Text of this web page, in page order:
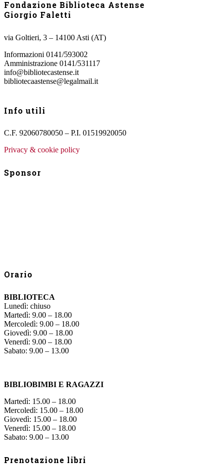
Fondazione Biblioteca Astense
Giorgio Faletti
via Goltieri, 3 – 14100 Asti (AT)
Informazioni 0141/593002
Amministrazione 0141/531117
info@bibliotecastense.it
bibliotecaastense@legalmail.it
Info utili
C.F. 92060780050 – P.I. 01519920050
Privacy & cookie policy
Sponsor
Orario
BIBLIOTECA
Lunedì: chiuso
Martedì: 9.00 – 18.00
Mercoledì: 9.00 – 18.00
Giovedì: 9.00 – 18.00
Venerdì: 9.00 – 18.00
Sabato: 9.00 – 13.00
BIBLIOBIMBI E RAGAZZI
Martedì: 15.00 – 18.00
Mercoledì: 15.00 – 18.00
Giovedì: 15.00 – 18.00
Venerdì: 15.00 – 18.00
Sabato: 9.00 – 13.00
Prenotazione libri